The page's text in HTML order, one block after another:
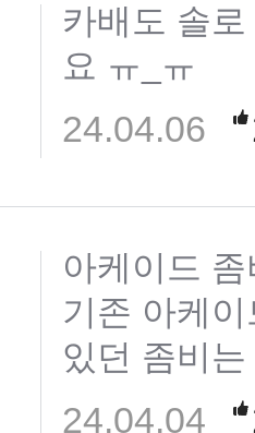
카배도 솔
요 ㅠ_ㅠ
24.04.06
아케이드
기존 아케
있던 좀비
24.04.04